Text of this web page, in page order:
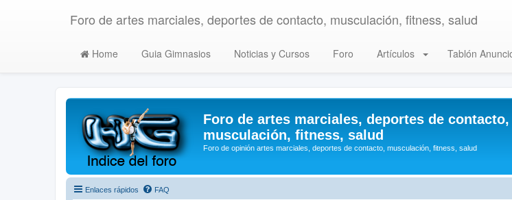
Foro de artes marciales, deportes de contacto, musculación, fitness, salud
Home Guia Gimnasios Noticias y Cursos Foro Artículos Tablón
Foro de artes marciales, deportes de contacto,
musculación, fitness, salud
Foro de opinión artes marciales, deportes de contacto, musculación, fitness, salud
Enlaces rápidos FAQ